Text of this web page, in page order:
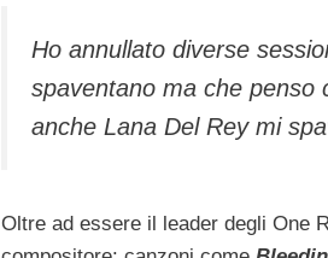
Ho annullato diverse
spaventano ma che penso
anche Lana Del Rey mi
Oltre ad essere il leader degli One